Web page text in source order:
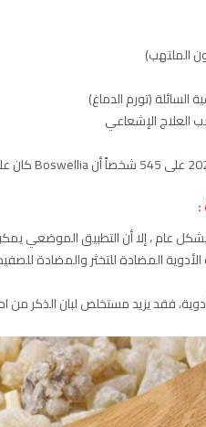
الملتهب)
السائلة (تورم الدماغ)
العلاج الإشعاعي
:
عام ، إلا أن التطبيق الموضعي
المضادة للتخثر والمضادة
فقد يزيد مستخلص لبان الذكر من